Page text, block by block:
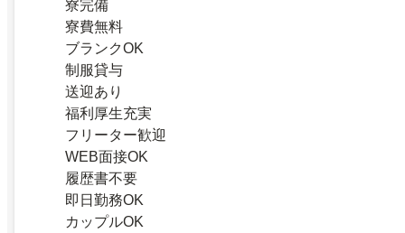
寮完備
寮費無料
ブランクOK
制服貸与
送迎あり
福利厚生充実
フリーター歓迎
WEB面接OK
履歴書不要
即日勤務OK
カップルOK